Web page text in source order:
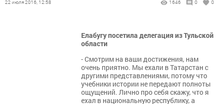
22 июля 2016, 12:58 1646 0 0
Елабугу посетила делегация из Тульской
области
- Смотрим на ваши достижения, нам
очень приятно. Мы ехали в Татарстан с
другими представлениями, потому что
учебники истории не передают полноты
ощущений. Лично про себя скажу, что я
ехал в национальную республику, а